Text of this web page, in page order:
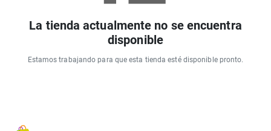
La tienda actualmente no se encuentra
disponible
Estamos trabajando para que esta tienda esté disponible pronto.